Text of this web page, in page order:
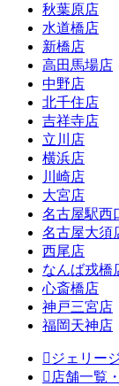
秋葉原店
水道橋店
新橋店
高田馬場店
中野店
北千住店
吉祥寺店
立川店
横浜店
川崎店
大宮店
名古屋駅西
名古屋大須
西尾店
なんば戎橋
心斎橋店
神戸三宮店
福岡天神店
ジェリー
店舗一覧